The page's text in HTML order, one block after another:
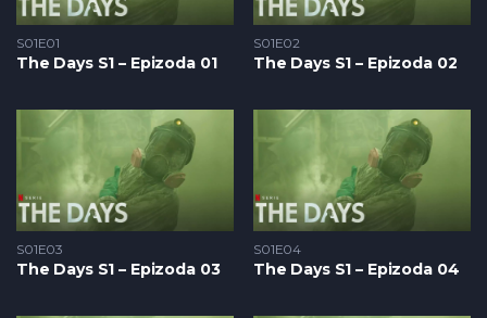
S01E01
The Days S1 – Epizoda 01
S01E02
The Days S1 – Epizoda 02
S01E03
The Days S1 – Epizoda 03
S01E04
The Days S1 – Epizoda 04